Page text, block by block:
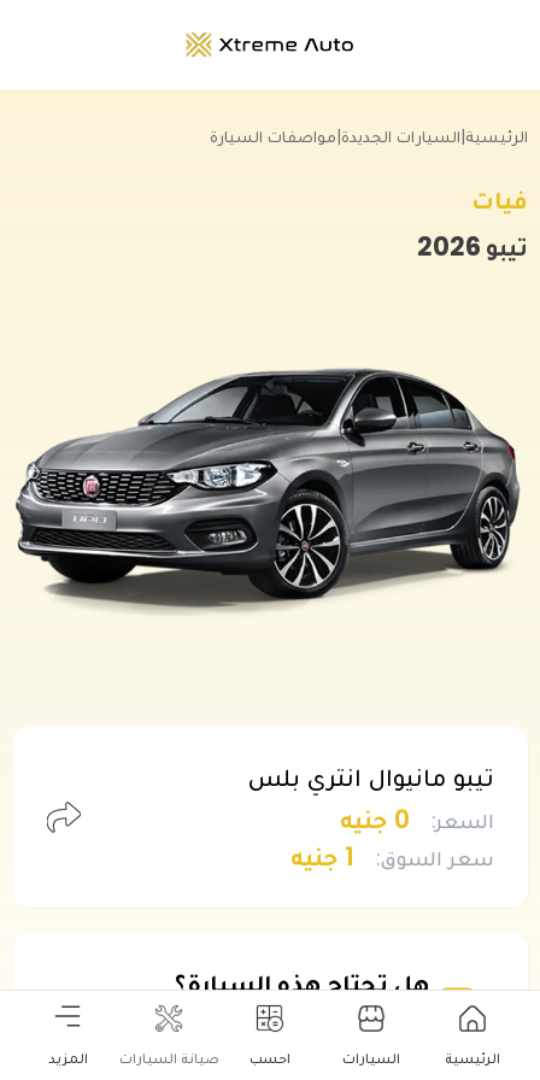
الرئيسية|السيارات الجديدة|مواصفات السيارة
فيات
تيبو 2026
تيبو مانيوال انتري بلس
السعر: 0 جنيه
سعر السوق: 1 جنيه
هل تحتاج هذه السيارة؟
يمكنك طلب عرض سعر نقدي أو بالتقسيط لهذه
السيارة
الرئيسية السيارات احسب صيانة السيارات المزيد